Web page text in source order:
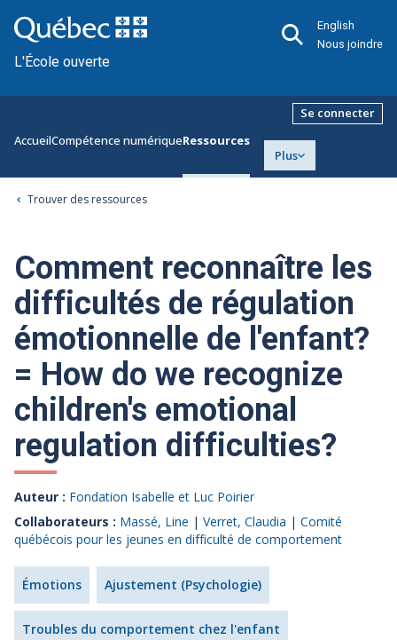
L'École ouverte
English
Nous joindre
AccueilCompétence numériqueRessources
Plus
Se connecter
Trouver des ressources
Comment reconnaître les
difficultés de régulation
émotionnelle de l'enfant?
= How do we recognize
children's emotional
regulation difficulties?
Auteur : Fondation Isabelle et Luc Poirier
Collaborateurs : Massé, Line | Verret, Claudia | Comité
québécois pour les jeunes en difficulté de comportement
Émotions Ajustement (Psychologie)
Troubles du comportement chez l'enfant